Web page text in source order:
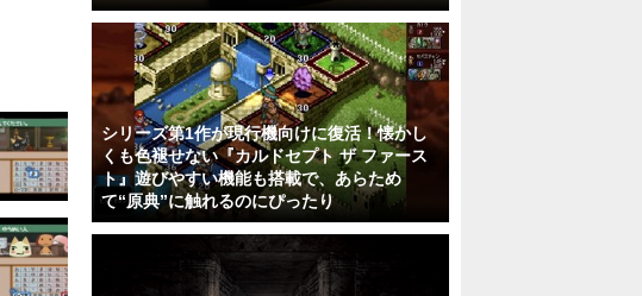
シリーズ第1作が現行機向けに復活！懐かし
くも色褪せない『カルドセプト ザ ファース
ト』遊びやすい機能も搭載で、あらため
て“原典”に触れるのにぴったり